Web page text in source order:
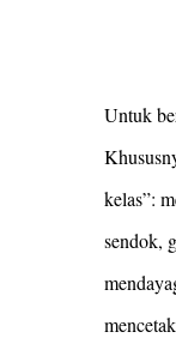
Untuk
kelas”:
sendok,